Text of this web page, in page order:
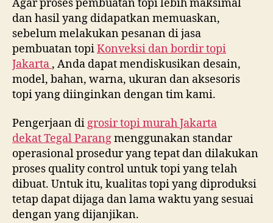
Agar proses pembuatan topi lebih maksimal
dan hasil yang didapatkan memuaskan,
sebelum melakukan pesanan di jasa
pembuatan topiKonveksi dan bordir topi
Jakarta , Anda dapat mendiskusikan desain,
model, bahan, warna, ukuran dan aksesoris
topi yang diinginkan dengan tim kami.
Pengerjaan digrosir topi murah Jakarta
dekatTegal Parangmenggunakan standar
operasional prosedur yang tepat dan dilakukan
proses quality control untuk topi yang telah
dibuat. Untuk itu, kualitas topi yang diproduksi
tetap dapat dijaga dan lama waktu yang sesuai
dengan yang dijanjikan.